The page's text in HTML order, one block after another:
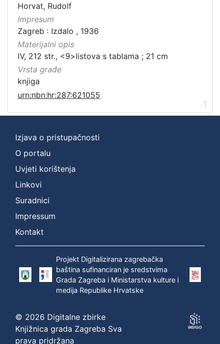
Horvat, Rudolf
Impresum
Zagreb : Izdalo , 1936
Materijalni opis
lV, 212 str., <9>listova s tablama ; 21 cm
Vrsta građe
knjiga
urn:nbn:hr:287:621055
1
Izjava o pristupačnosti
O portalu
Uvjeti korištenja
Linkovi
Suradnici
Impressum
Kontakt
Projekt Digitalizirana zagrebačka
baština sufinanciran je sredstvima
Grada Zagreba i Ministarstva kulture i
medija Republike Hrvatske
© 2026 Digitalne zbirke
Knjižnica grada Zagreba Sva
prava pridržana